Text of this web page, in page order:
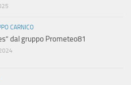
CARNICO
dal gruppo Prometeo81